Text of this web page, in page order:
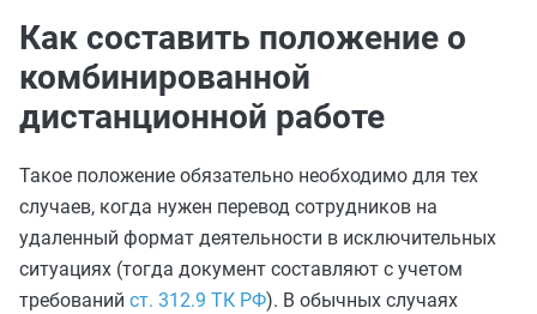
Как составить положение о
комбинированной
дистанционной работе
Такое положение обязательно необходимо для тех
случаев, когда нужен перевод сотрудников на
удаленный формат деятельности в исключительных
ситуациях (тогда документ составляют с учетом
требований ст. 312.9 ТК РФ). В обычных случаях